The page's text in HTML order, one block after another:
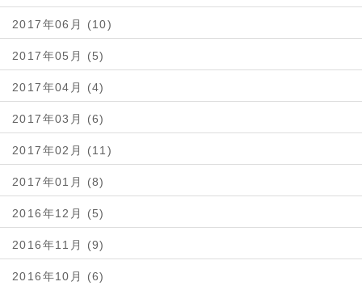
2017年06月 (10)
2017年05月 (5)
2017年04月 (4)
2017年03月 (6)
2017年02月 (11)
2017年01月 (8)
2016年12月 (5)
2016年11月 (9)
2016年10月 (6)